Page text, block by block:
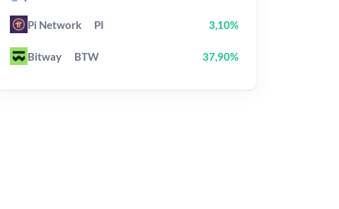
Pi Network PI 3,10%
Bitway BTW 37,90%